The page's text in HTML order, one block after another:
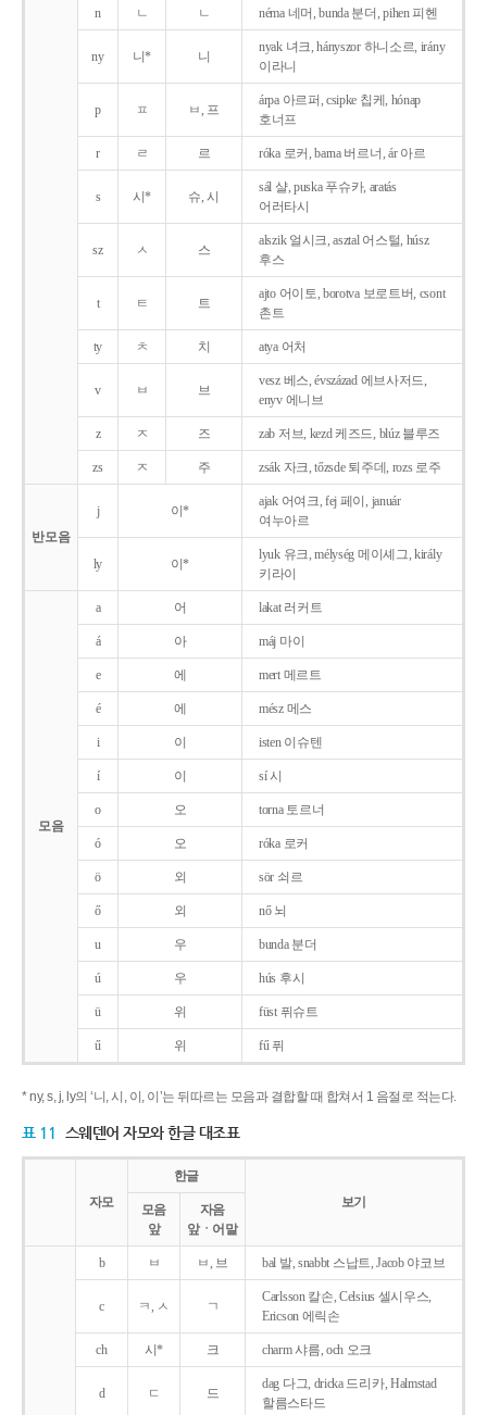
n ㄴ ㄴ néma 네머, bunda 분더, pihen 피헨
ny 니* 니
nyak 녀크, hányszor 하니소르, irány
이라니
p ㅍ ㅂ, 프
árpa 아르퍼, csipke 칩케, hónap
호너프
r ㄹ 르 róka 로커, barna 버르너, ár 아르
s 시* 슈, 시
sál 샬, puska 푸슈카, aratás
어러타시
sz ㅅ 스
alszik 얼시크, asztal 어스털, húsz
후스
t ㅌ 트
ajto 어이토, borotva 보로트버, csont
촌트
ty ㅊ 치 atya 어처
v ㅂ 브
vesz 베스, évszázad 에브사저드,
enyv 에니브
z ㅈ 즈 zab 저브, kezd 케즈드, blúz 블루즈
zs ㅈ 주 zsák 자크, tőzsde 퇴주데, rozs 로주
반모음
j 이*
ajak 어여크, fej 페이, január
여누아르
ly 이*
lyuk 유크, mélység 메이셰그, király
키라이
모음
a 어 lakat 러커트
á 아 máj 마이
e 에 mert 메르트
é 에 mész 메스
i 이 isten 이슈텐
í 이 sí 시
o 오 torna 토르너
ó 오 róka 로커
ö 외 sör 쇠르
ő 외 nő 뇌
u 우 bunda 분더
ú 우 hús 후시
ü 위 füst 퓌슈트
ű 위 fű 퓌
* ny, s, j, ly의 ‘니, 시, 이, 이’는 뒤따르는 모음과 결합할 때 합쳐서 1 음절로 적는다.
표 11 스웨덴어 자모와 한글 대조표
자모
한글
보기
모음
앞
자음
앞ㆍ어말
b ㅂ ㅂ, 브 bal 발, snabbt 스납트, Jacob 야코브
c ㅋ, ㅅ ㄱ
Carlsson 칼손, Celsius 셀시우스,
Ericson 에릭손
ch 시* 크 charm 샤름, och 오크
d ㄷ 드
dag 다그, dricka 드리카, Halmstad
할름스타드